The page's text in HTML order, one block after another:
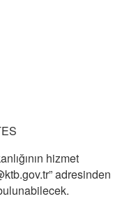
hizmet
adresinden